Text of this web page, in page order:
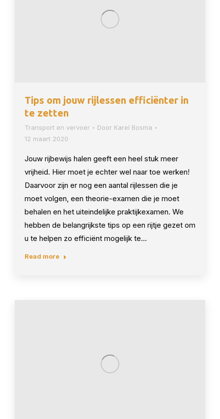
Tips om jouw rijlessen efficiënter in
te zetten
Transport en vervoer Door Karel Bosma
12 maart 2020
Jouw rijbewijs halen geeft een heel stuk meer
vrijheid. Hier moet je echter wel naar toe werken!
Daarvoor zijn er nog een aantal rijlessen die je
moet volgen, een theorie-examen die je moet
behalen en het uiteindelijke praktijkexamen. We
hebben de belangrijkste tips op een rijtje gezet om
u te helpen zo efficiënt mogelijk te…
Read more